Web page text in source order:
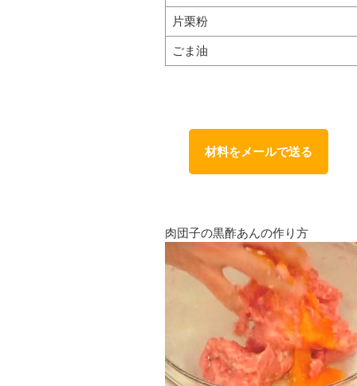
片栗粉
ごま油
材料をメールで送る
肉団子の黒酢あんの作り方